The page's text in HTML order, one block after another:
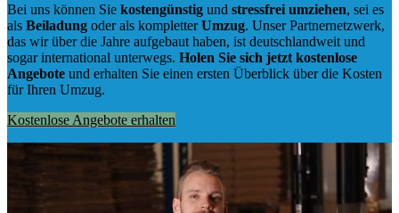
Bei uns können Sie kostengünstig und stressfrei umziehen, sei es
als Beiladung oder als kompletterUmzug. Unser Partnernetzwerk,
das wir über die Jahre aufgebaut haben, ist deutschlandweit und
sogar international unterwegs. Holen Sie sich jetzt kostenlose
Angebote und erhalten Sie einen ersten Überblick über die Kosten
für Ihren Umzug.
Kostenlose Angebote erhalten